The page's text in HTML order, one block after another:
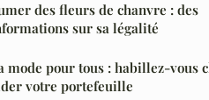
des fleurs de chanvre : des
sur sa légalité
mode pour tous : habillez-vous
votre portefeuille